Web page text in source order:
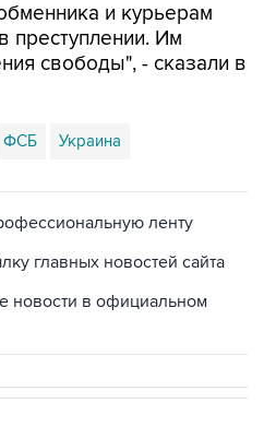
и курьерам
преступлении. Им
свободы", - сказали в
ФСБ Украина
ленту
главных новостей сайта
новости в официальном